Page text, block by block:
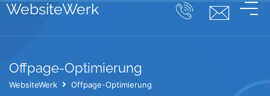
WebsiteWerk
Offpage-Optimierung
WebsiteWerk Offpage-Optimierung